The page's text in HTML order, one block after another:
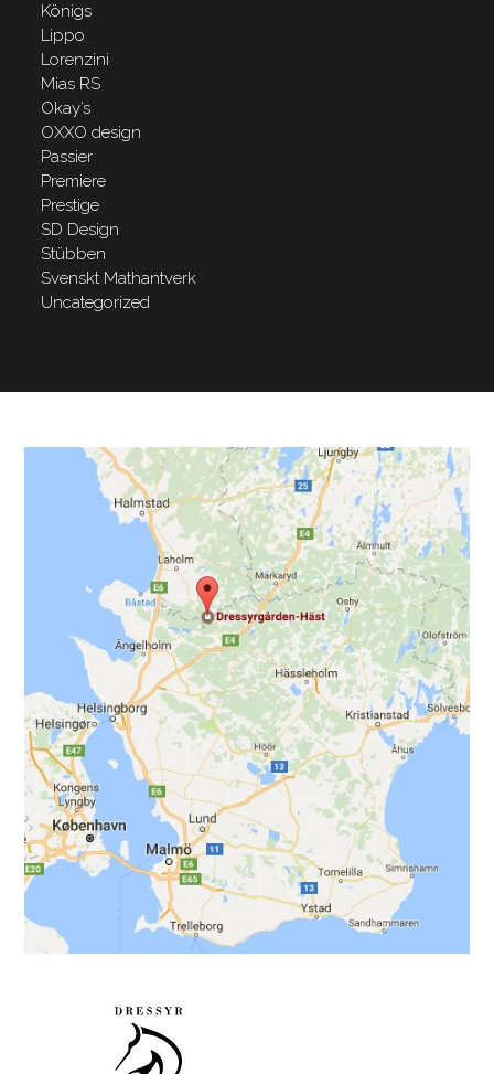
Königs
Lippo
Lorenzini
Mias RS
Okay’s
OXXO design
Passier
Premiere
Prestige
SD Design
Stübben
Svenskt Mathantverk
Uncategorized